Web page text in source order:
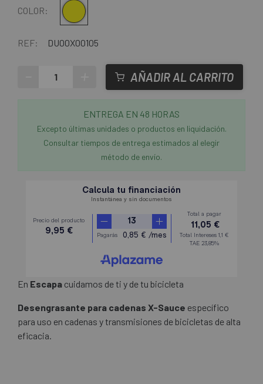
COLOR: Amarillo
REF: DU00X00105
AÑADIR AL CARRITO
ENTREGA EN 48 HORAS
Excepto últimas unidades o productos en liquidación.
Consultar tiempos de entrega estimados al elegir
método de envío.
En Escapa cuidamos de ti y de tu bicicleta
Desengrasante para cadenas X-Sauce específico
para uso en cadenas y transmisiones de bicicletas de alta
eficacia.